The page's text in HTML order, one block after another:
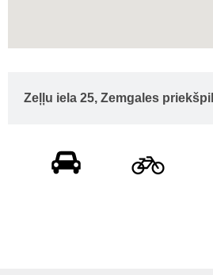
Zeļļu iela 25, Zemgales